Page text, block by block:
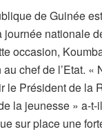
de Guinée
nationale
occasion,
chef de l’Etat.
le Président de la
la jeunesse » a-t-
sur place une